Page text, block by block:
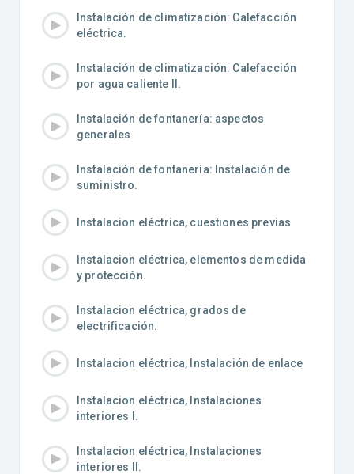
Instalación de climatización: Calefacción
eléctrica.
Instalación de climatización: Calefacción
por agua caliente II.
Instalación de fontanería: aspectos
generales
Instalación de fontanería: Instalación de
suministro.
Instalacion eléctrica, cuestiones previas
Instalacion eléctrica, elementos de medida
y protección.
Instalacion eléctrica, grados de
electrificación.
Instalacion eléctrica, Instalación de enlace
Instalacion eléctrica, Instalaciones
interiores I.
Instalacion eléctrica, Instalaciones
interiores II.